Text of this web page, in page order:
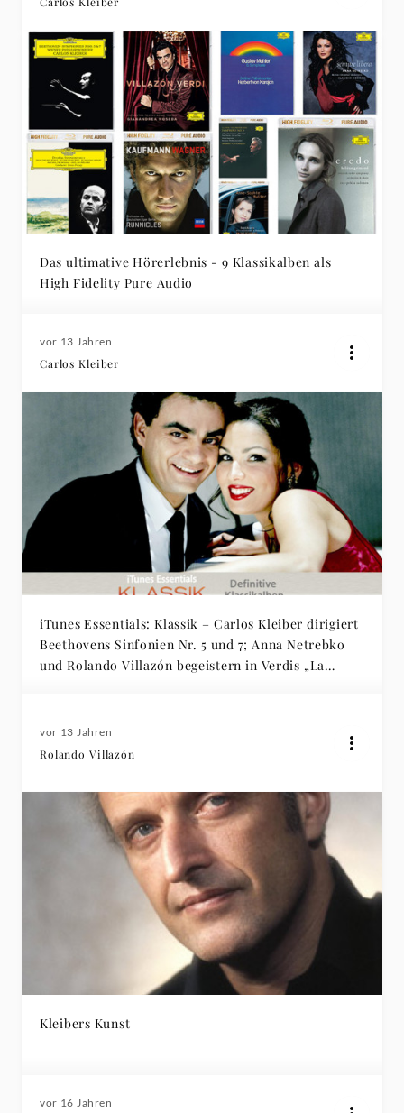
Das ultimative Hörerlebnis - 9 Klassikalben als
High Fidelity Pure Audio
vor 13 Jahren
Carlos Kleiber
iTunes Essentials: Klassik – Carlos Kleiber dirigiert
Beethovens Sinfonien Nr. 5 und 7; Anna Netrebko
und Rolando Villazón begeistern in Verdis „La
vor 13 Jahren
Rolando Villazón
Kleibers Kunst
vor 16 Jahren